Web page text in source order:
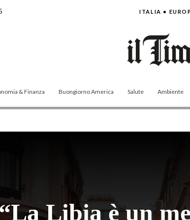
ITALIA •
& Finanza Buongiorno America Salute Ambiente
Libia è un